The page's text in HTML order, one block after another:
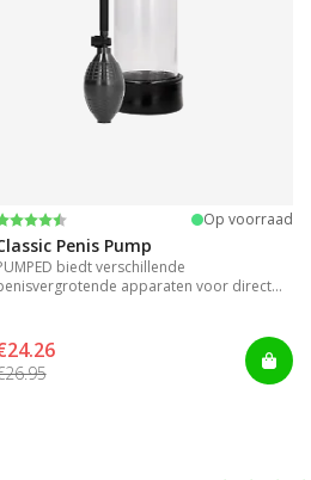
uit 5 sterren Op voorraad
Penis Pump
biedt verschillende
apparaten voor direct